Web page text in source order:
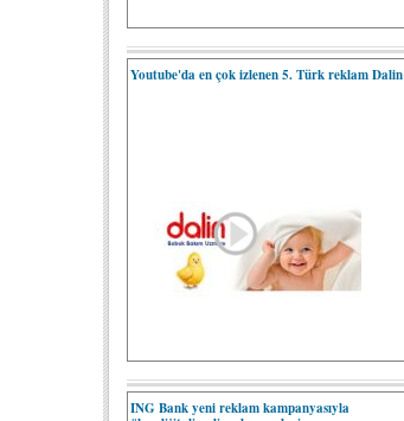
Youtube'da en çok izlenen 5. Türk reklam Dalin
ING Bank yeni reklam kampanyasıyla